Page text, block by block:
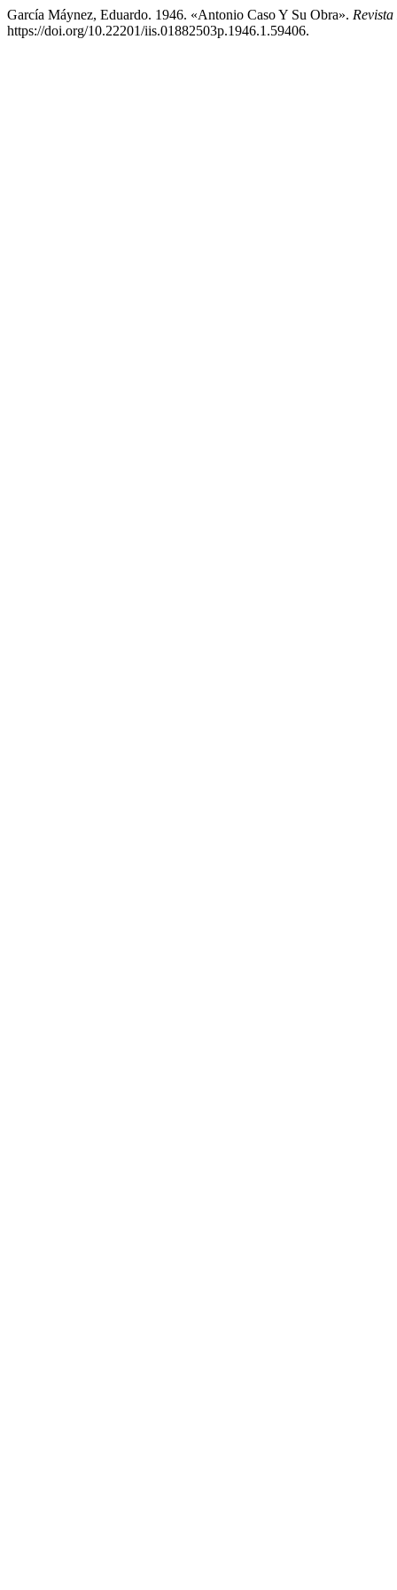
García Máynez, Eduardo. 1946. «Antonio Caso Y Su Obra».
https://doi.org/10.22201/iis.01882503p.1946.1.59406.